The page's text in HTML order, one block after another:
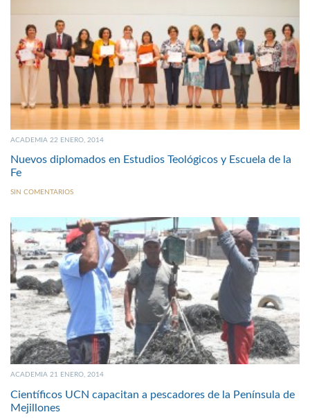
ACADEMIA 22 ENERO, 2014
Nuevos diplomados en Estudios Teológicos y Escuela de la
Fe
SIN COMENTARIOS
ACADEMIA 21 ENERO, 2014
Científicos UCN capacitan a pescadores de la Península de
Mejillones